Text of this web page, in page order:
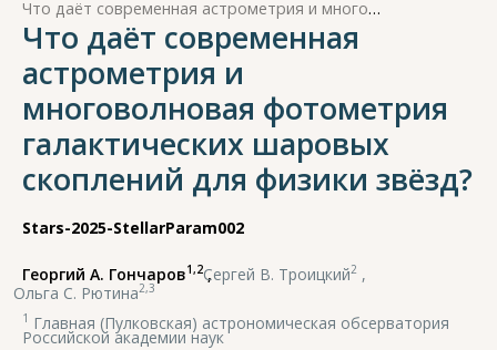
Что даёт современная астрометрия и многоволновая фотометрия галактических шаровых скоплений для физики звёзд?
Что даёт современная
астрометрия и
многоволновая фотометрия
галактических шаровых
скоплений для физики звёзд?
Stars-2025-StellarParam002
Георгий А. Гончаров1,2,
Сергей В. Троицкий2 ,
Ольга С. Рютина2,3
1 Главная (Пулковская) астрономическая обсерватория
Российской академии наук